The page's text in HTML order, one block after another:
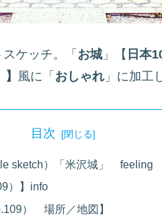
スケッチ。「 お城 」【 日本
風に「 おしゃれ 」に加工
目次
sketch）「米沢城」 feeling
）】info
） 場所／地図】